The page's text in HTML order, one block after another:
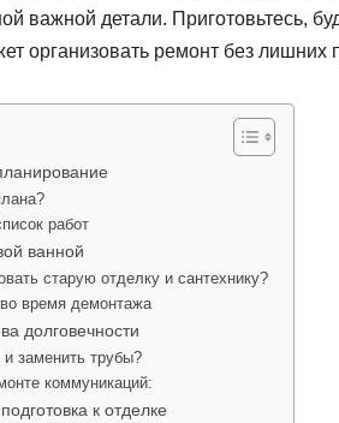
важной детали. Приготовьтесь,
организовать ремонт без лишних
работ
ванной
старую отделку и сантехнику?
время демонтажа
долговечности
заменить трубы?
коммуникаций:
к отделке